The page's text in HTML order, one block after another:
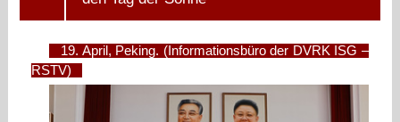
19. April, Peking. (Informationsbüro der DVRK ISG –
RSTV)